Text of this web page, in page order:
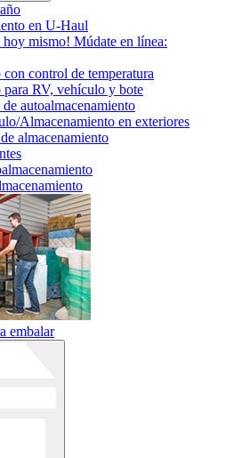
en U-Haul
hoy mismo! Múdate en línea:
control de temperatura
para RV, vehículo y bote
autoalmacenamiento
Almacenamiento en exteriores
almacenamiento
embalar